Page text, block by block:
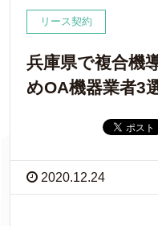
リース契約
兵庫県で複合機
めOA機器業者3
2020.12.24